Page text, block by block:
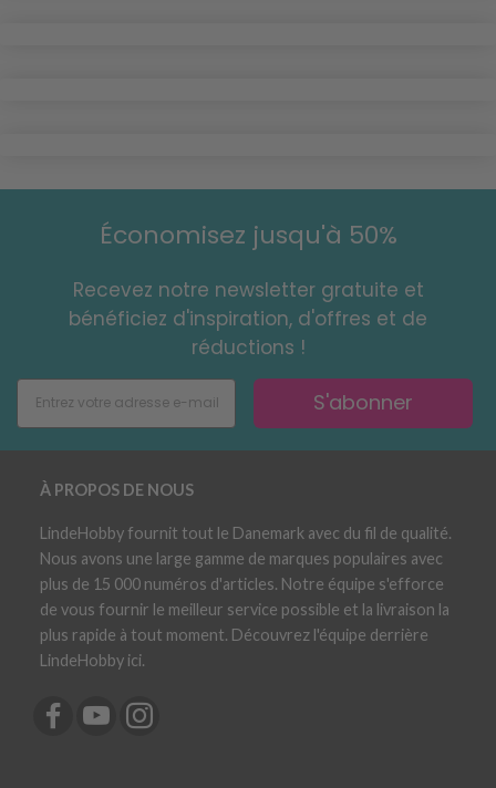
Économisez jusqu'à 50%
Recevez notre newsletter gratuite et
bénéficiez d'inspiration, d'offres et de
réductions !
S'abonner
À PROPOS DE NOUS
LindeHobby fournit tout le Danemark avec du fil de qualité.
Nous avons une large gamme de marques populaires avec
plus de 15 000 numéros d'articles. Notre équipe s'efforce
de vous fournir le meilleur service possible et la livraison la
plus rapide à tout moment. Découvrez l'équipe derrière
LindeHobby ici.